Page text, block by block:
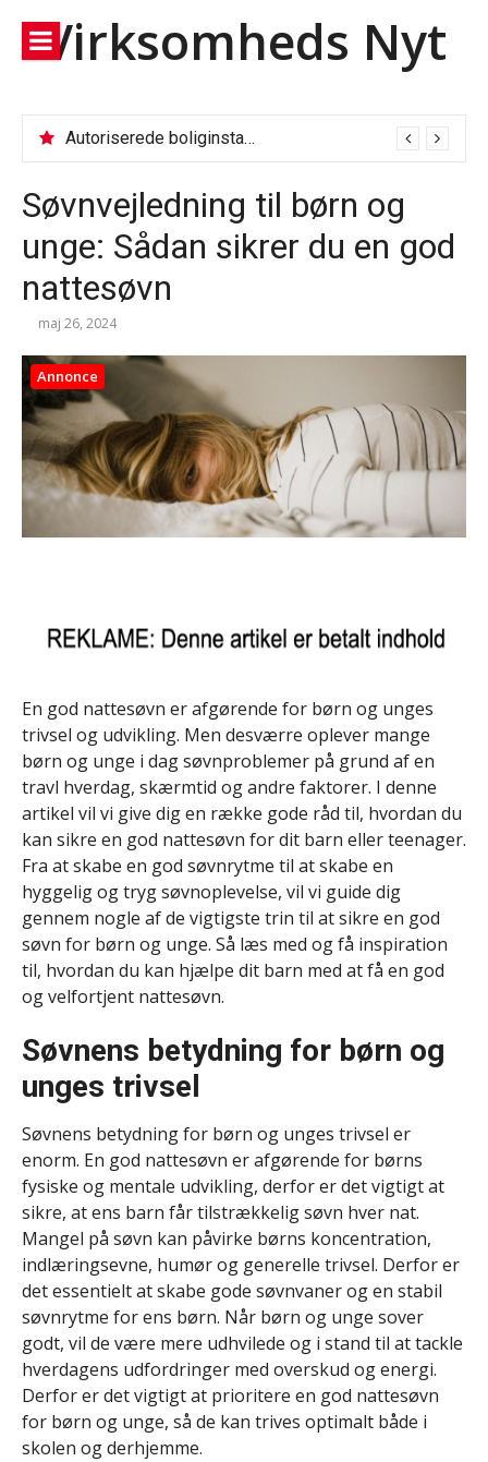
indholdVirksomheds Nyt
Autoriserede boliginstallationer: Fjernvarmeservice, VVS og el-tjek
Søvnvejledning til børn og
unge: Sådan sikrer du en god
nattesøvn
maj 26, 2024
Annonce
En god nattesøvn er afgørende for børn og unges
trivsel og udvikling. Men desværre oplever mange
børn og unge i dag søvnproblemer på grund af en
travl hverdag, skærmtid og andre faktorer. I denne
artikel vil vi give dig en række gode råd til, hvordan du
kan sikre en god nattesøvn for dit barn eller teenager.
Fra at skabe en god søvnrytme til at skabe en
hyggelig og tryg søvnoplevelse, vil vi guide dig
gennem nogle af de vigtigste trin til at sikre en god
søvn for børn og unge. Så læs med og få inspiration
til, hvordan du kan hjælpe dit barn med at få en god
og velfortjent nattesøvn.
Søvnens betydning for børn og
unges trivsel
Søvnens betydning for børn og unges trivsel er
enorm. En god nattesøvn er afgørende for børns
fysiske og mentale udvikling, derfor er det vigtigt at
sikre, at ens barn får tilstrækkelig søvn hver nat.
Mangel på søvn kan påvirke børns koncentration,
indlæringsevne, humør og generelle trivsel. Derfor er
det essentielt at skabe gode søvnvaner og en stabil
søvnrytme for ens børn. Når børn og unge sover
godt, vil de være mere udhvilede og i stand til at tackle
hverdagens udfordringer med overskud og energi.
Derfor er det vigtigt at prioritere en god nattesøvn
for børn og unge, så de kan trives optimalt både i
skolen og derhjemme.